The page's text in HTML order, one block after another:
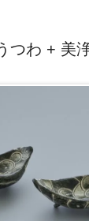
つわ + 美